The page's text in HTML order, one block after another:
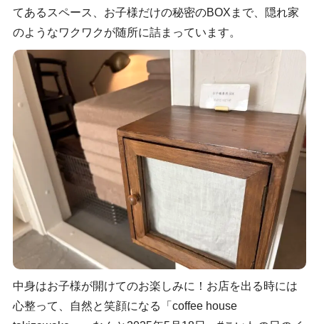
てあるスペース、お子様だけの秘密のBOXまで、隠れ家
のようなワクワクが随所に詰まっています。
中身はお子様が開けてのお楽しみに！お店を出る時には
心整って、自然と笑顔になる「coffee house